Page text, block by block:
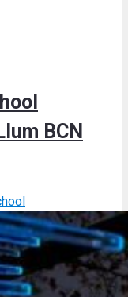
BCN